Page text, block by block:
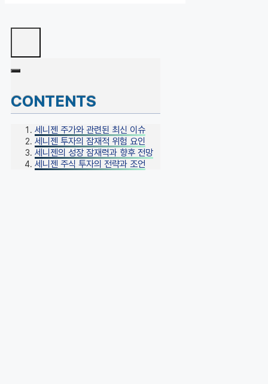
CONTENTS
세니젠 주가와 관련된 최신 이슈
세니젠 투자의 잠재적 위험 요인
세니젠의 성장 잠재력과 향후 전망
세니젠 주식 투자의 전략과 조언